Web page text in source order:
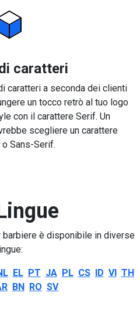
caratteri
caratteri a seconda dei clienti
un tocco retrò al tuo logo
con il carattere Serif. Un
scegliere un carattere
Sans-Serif.
è disponibile in diverse
EL PT JA PL CS ID VI TH
BN RO SV